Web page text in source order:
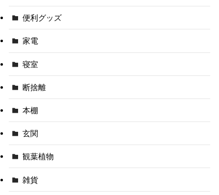
便利グッズ
家電
寝室
断捨離
本棚
玄関
観葉植物
雑貨